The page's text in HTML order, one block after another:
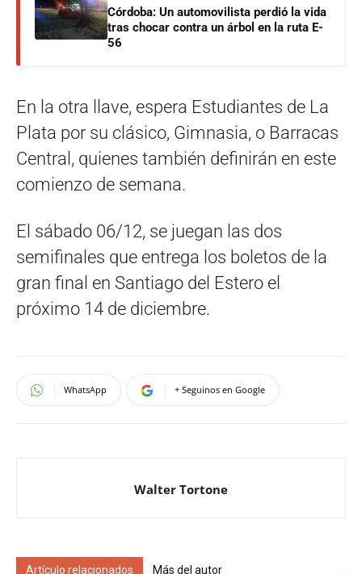
Córdoba: Un automovilista perdió la vida
tras chocar contra un árbol en la ruta E-
56
En la otra llave, espera Estudiantes de La
Plata por su clásico, Gimnasia, o Barracas
Central, quienes también definirán en este
comienzo de semana.
El sábado 06/12, se juegan las dos
semifinales que entrega los boletos de la
gran final en Santiago del Estero el
próximo 14 de diciembre.
WhatsApp + Seguinos en Google
Walter Tortone
Artículo relacionados Más del autor